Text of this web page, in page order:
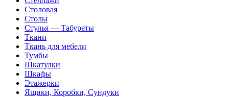
Столовая
Столы
Стулья — Табуреты
Ткани
Ткань для мебели
Тумбы
Шкатулки
Шкафы
Этажерки
Ящики, Коробки, Сундуки